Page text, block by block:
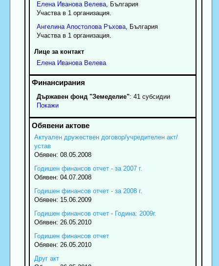
Елена Иванова Велева, България
Участва в 1 организация.
Ангелина Апостолова Ръхова, България
Участва в 1 организация.
Лице за контакт
Елена Иванова Велева
Държавен фонд "Земеделие": 41 субсидии
Покажи
Актуален дружествен договор/учредителен акт/
устав
Обявен: 08.05.2008
Годишен финансов отчет - за 2007 г.
Обявен: 04.07.2008
Годишен финансов отчет - за 2008 г.
Обявен: 15.06.2009
Годишен финансов отчет - Година: 2009г.
Обявен: 26.05.2010
Годишен финансов отчет
Обявен: 26.05.2010
Друг акт